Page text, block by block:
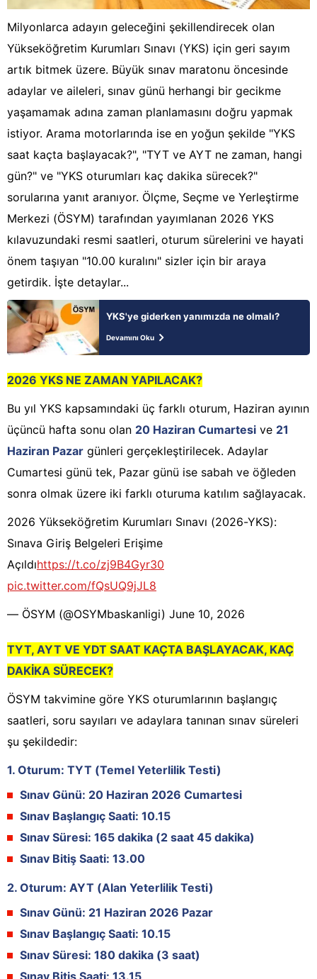
Milyonlarca adayın geleceğini şekillendirecek olan
Yükseköğretim Kurumları Sınavı (YKS) için geri sayım
artık bitmek üzere. Büyük sınav maratonu öncesinde
adaylar ve aileleri, sınav günü herhangi bir gecikme
yaşamamak adına zaman planlamasını doğru yapmak
istiyor. Arama motorlarında ise en yoğun şekilde "YKS
saat kaçta başlayacak?", "TYT ve AYT ne zaman, hangi
gün?" ve "YKS oturumları kaç dakika sürecek?"
sorularına yanıt aranıyor. Ölçme, Seçme ve Yerleştirme
Merkezi (ÖSYM) tarafından yayımlanan 2026 YKS
kılavuzundaki resmi saatleri, oturum sürelerini ve hayati
önem taşıyan "10.00 kuralını" sizler için bir araya
getirdik. İşte detaylar...
YKS'ye giderken yanımızda ne olmalı?
Devamını Oku
2026 YKS NE ZAMAN YAPILACAK?
Bu yıl YKS kapsamındaki üç farklı oturum, Haziran ayının
üçüncü hafta sonu olan 20 Haziran Cumartesi ve 21
Haziran Pazar günleri gerçekleştirilecek. Adaylar
Cumartesi günü tek, Pazar günü ise sabah ve öğleden
sonra olmak üzere iki farklı oturuma katılım sağlayacak.
2026 Yükseköğretim Kurumları Sınavı (2026-YKS):
Sınava Giriş Belgeleri Erişime
Açıldıhttps://t.co/zj9B4Gyr30
pic.twitter.com/fQsUQ9jJL8
— ÖSYM (@OSYMbaskanligi) June 10, 2026
TYT, AYT VE YDT SAAT KAÇTA BAŞLAYACAK, KAÇ
DAKİKA SÜRECEK?
ÖSYM takvimine göre YKS oturumlarının başlangıç
saatleri, soru sayıları ve adaylara tanınan sınav süreleri
şu şekildedir:
1. Oturum: TYT (Temel Yeterlilik Testi)
Sınav Günü: 20 Haziran 2026 Cumartesi
Sınav Başlangıç Saati: 10.15
Sınav Süresi: 165 dakika (2 saat 45 dakika)
Sınav Bitiş Saati: 13.00
2. Oturum: AYT (Alan Yeterlilik Testi)
Sınav Günü: 21 Haziran 2026 Pazar
Sınav Başlangıç Saati: 10.15
Sınav Süresi: 180 dakika (3 saat)
Sınav Bitiş Saati: 13.15